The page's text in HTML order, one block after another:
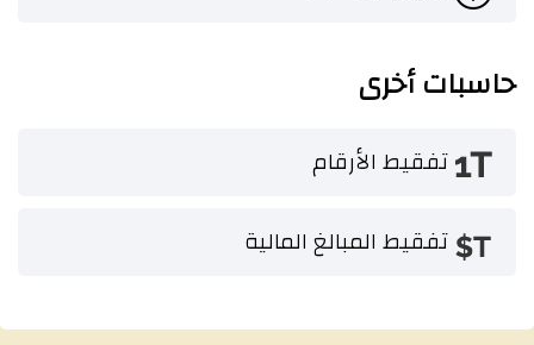
حاسبات أخرى
تفقيط الأرقام
تفقيط المبالغ المالية